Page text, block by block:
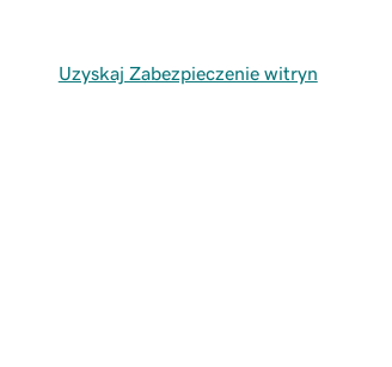
Uzyskaj Zabezpieczenie witryn